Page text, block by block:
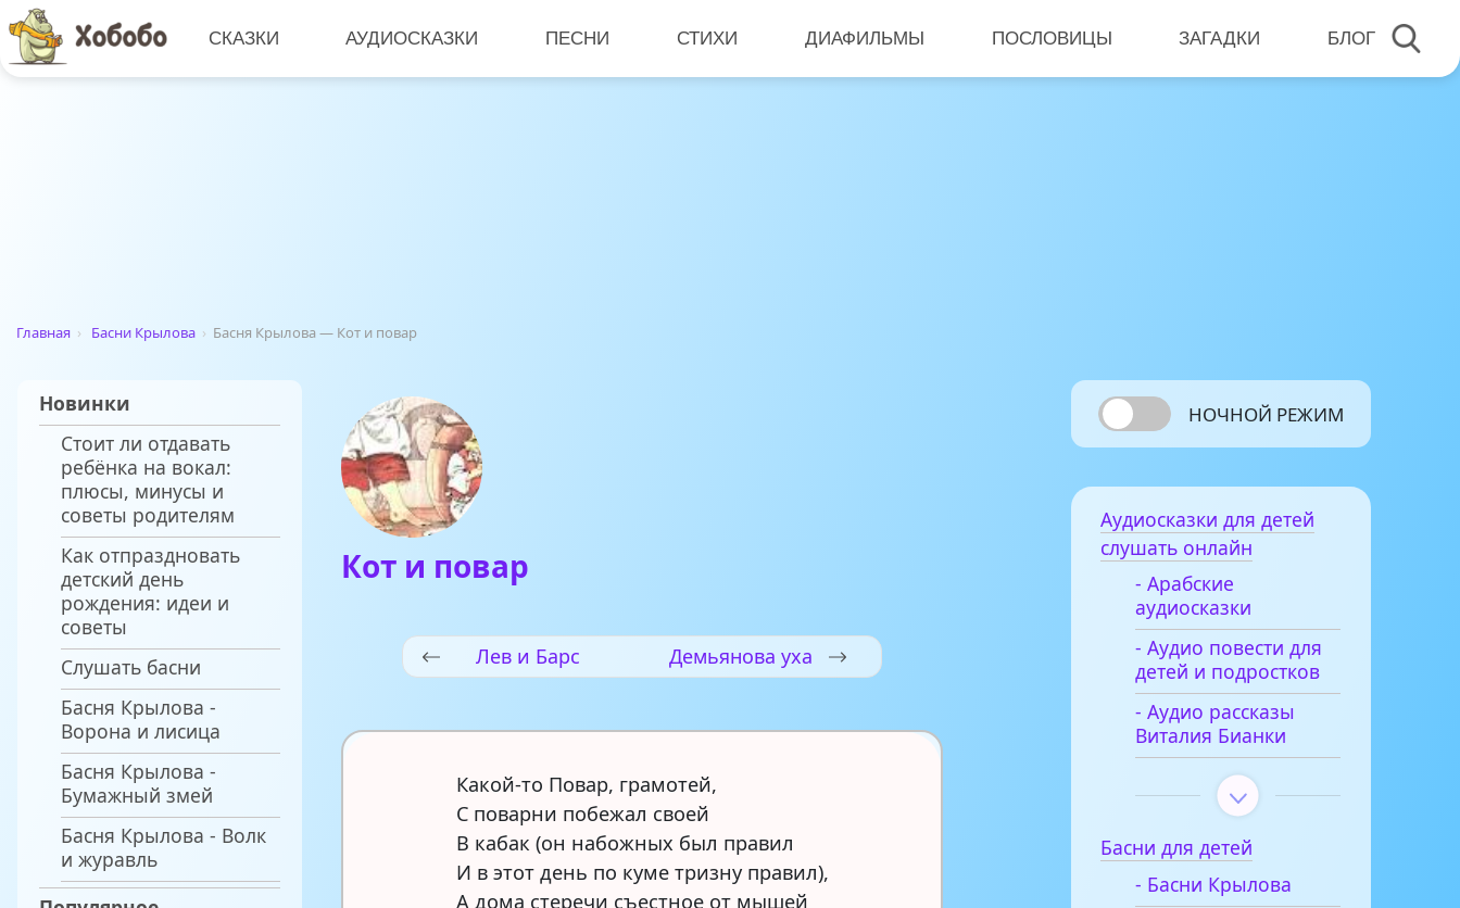
СКАЗКИ АУДИОСКАЗКИ ПЕСНИ СТИХИ ДИАФИЛЬМЫ ПОСЛОВИЦЫ ЗАГАДКИ БЛОГ
Главная › Басни Крылова › Басня Крылова — Кот и повар
Новинки
Стоит ли отдавать
ребёнка на вокал:
плюсы, минусы и
советы родителям
Как отпраздновать
детский день
рождения: идеи и
советы
Слушать басни
Басня Крылова -
Ворона и лисица
Басня Крылова -
Бумажный змей
Басня Крылова - Волк
и журавль
Кот и повар
Лев и Барс Демьянова уха
Какой-то Повар, грамотей,
С поварни побежал своей
В кабак (он набожных был правил
И в этот день по куме тризну правил),
А дома стеречи съестное от мышей
НОЧНОЙ РЕЖИМ
Аудиосказки для детей
слушать онлайн
- Арабские
аудиосказки
- Аудио повести для
детей и подростков
- Аудио рассказы
Виталия Бианки
Басни для детей
- Басни Крылова